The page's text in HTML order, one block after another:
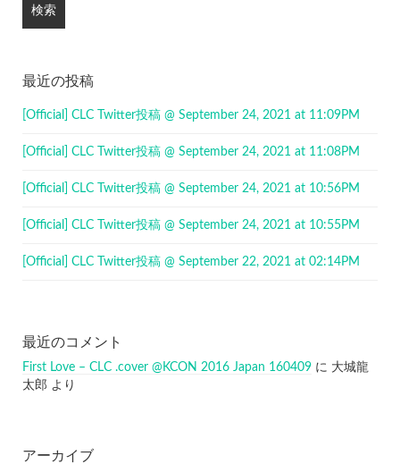
最近の投稿
[Official] CLC Twitter投稿 @ September 24, 2021 at 11:09PM
[Official] CLC Twitter投稿 @ September 24, 2021 at 11:08PM
[Official] CLC Twitter投稿 @ September 24, 2021 at 10:56PM
[Official] CLC Twitter投稿 @ September 24, 2021 at 10:55PM
[Official] CLC Twitter投稿 @ September 22, 2021 at 02:14PM
最近のコメント
First Love – CLC .cover @KCON 2016 Japan 160409 に 大城龍
太郎 より
アーカイブ